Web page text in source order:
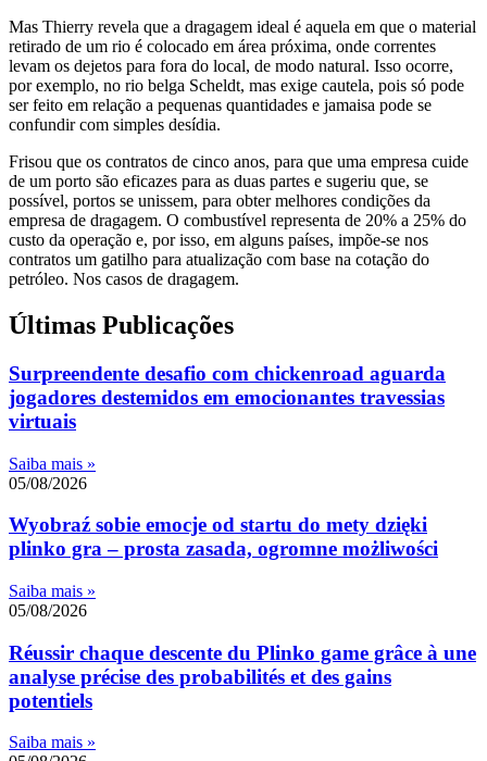
Mas Thierry revela que a dragagem ideal é aquela em que o material
retirado de um rio é colocado em área próxima, onde correntes
levam os dejetos para fora do local, de modo natural. Isso ocorre,
por exemplo, no rio belga Scheldt, mas exige cautela, pois só pode
ser feito em relação a pequenas quantidades e jamaisa pode se
confundir com simples desídia.
Frisou que os contratos de cinco anos, para que uma empresa cuide
de um porto são eficazes para as duas partes e sugeriu que, se
possível, portos se unissem, para obter melhores condições da
empresa de dragagem. O combustível representa de 20% a 25% do
custo da operação e, por isso, em alguns países, impõe-se nos
contratos um gatilho para atualização com base na cotação do
petróleo. Nos casos de dragagem.
Últimas Publicações
Surpreendente desafio com chickenroad aguarda
jogadores destemidos em emocionantes travessias
virtuais
Saiba mais »
05/08/2026
Wyobraź sobie emocje od startu do mety dzięki
plinko gra – prosta zasada, ogromne możliwości
Saiba mais »
05/08/2026
Réussir chaque descente du Plinko game grâce à une
analyse précise des probabilités et des gains
potentiels
Saiba mais »